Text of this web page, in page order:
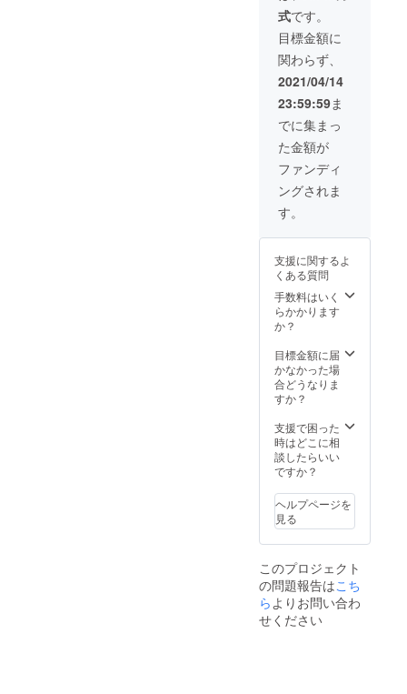
イズ：身丈73、
身幅61、肩幅
55、袖丈26
SMLからご希望
のサイズを備考
欄にご記載くだ
さい。以下の各
サイズの大きさ
をご確認の上、
ください。 Sサ
イズ：身丈67、
身幅55、肩幅
51、袖丈24 Mサ
イズ：身丈70、
身幅58、肩幅
53、袖丈25 Lサ
イズ：身丈73、
身幅61、肩幅
55、袖丈26
2とも冊子にして
郵送でお送りい
たします。 ３、
私たちのスポン
サーの証として
オリジナルTシャ
ツを送らせてい
ただきます。 ※T
シャツの色に関
しては、ブラッ
ク1色となりま
す。サイズに関
しては、SMLか
らご希望のサイ
ズを備考欄にご
の大きさをご確
認の上、備考欄
にご記載くださ
い。 Sサイズ：
身丈67、身幅
55、肩幅51、袖
丈24 Mサイズ：
身丈70、身幅
58、肩幅53、袖
丈25 Lサイズ：
身丈73、身幅
61、肩幅55、袖
丈26
レポートなど活
動報告の際に
は、「ダイヤモ
ンドスポン
サー」として、
お名前を掲載さ
す。 ※支援時、
必ず備考欄にご
希望のお名前を
ご記入くださ
い。掲載をご希
望しない場合は
その旨ご記載く
ださい。 １、2
とも冊子にして
郵送でお送りい
たします。 ３、
私たちのスポン
サーの証として
SofiオリジナルT
シャツを送らせ
ていただきま
色に関しては、
ブラック1色とな
ります。サイズ
に関しては、
のサイズを備考
欄にご記載くだ
さい。以下の各
サイズの大きさ
備考欄にご記載
ください。 Sサ
イズ：身丈67、
身幅55、肩幅
51、袖丈24 Mサ
イズ：身丈70、
身幅58、肩幅
53、袖丈25 Lサ
イズ：身丈73、
身幅61、肩幅
式です。
目標金額に
関わらず、
2021/04/14
23:59:59ま
でに集まっ
た金額が
ファンディ
ングされま
す。
支援に関するよ
くある質問
手数料はいく
らかかります
か？
目標金額に届
かなかった場
合どうなりま
すか？
支援で困った
時はどこに相
談したらいい
ですか？
ヘルプページを
見る
このプロジェクト
の問題報告はこち
らよりお問い合わ
せください